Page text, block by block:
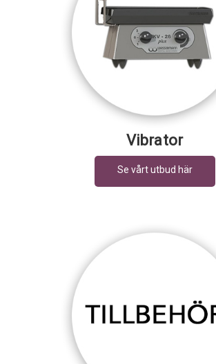
Vibrator